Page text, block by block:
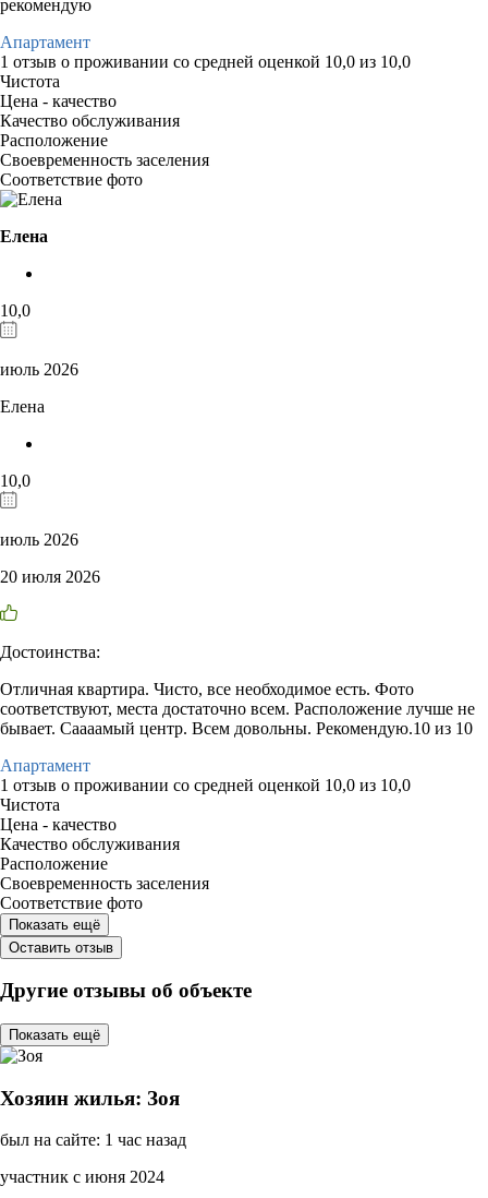
рекомендую
Апартамент
1 отзыв о проживании со средней оценкой 10,0 из 10,0
Чистота
Цена - качество
Качество обслуживания
Расположение
Своевременность заселения
Соответствие фото
Елена
10,0
июль 2026
Елена
10,0
июль 2026
20 июля 2026
Достоинства:
Отличная квартира. Чисто, все необходимое есть. Фото
соответствуют, места достаточно всем. Расположение лучше не
бывает. Саааамый центр. Всем довольны. Рекомендую.10 из 10
Апартамент
1 отзыв о проживании со средней оценкой 10,0 из 10,0
Чистота
Цена - качество
Качество обслуживания
Расположение
Своевременность заселения
Соответствие фото
Показать ещё
Оставить отзыв
Другие отзывы об объекте
Показать ещё
Хозяин жилья: Зоя
был на сайте: 1 час назад
участник с июня 2024